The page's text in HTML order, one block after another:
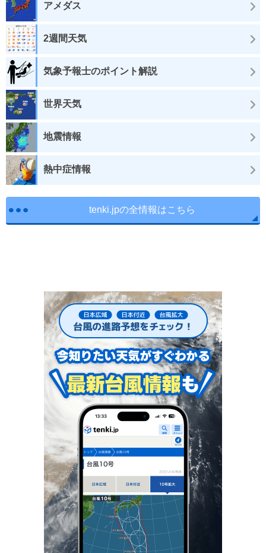
アメダス
2週間天気
気象予報士のポイント解説
世界天気
地震情報
熱中症情報
tenki.jpの全情報はこちら